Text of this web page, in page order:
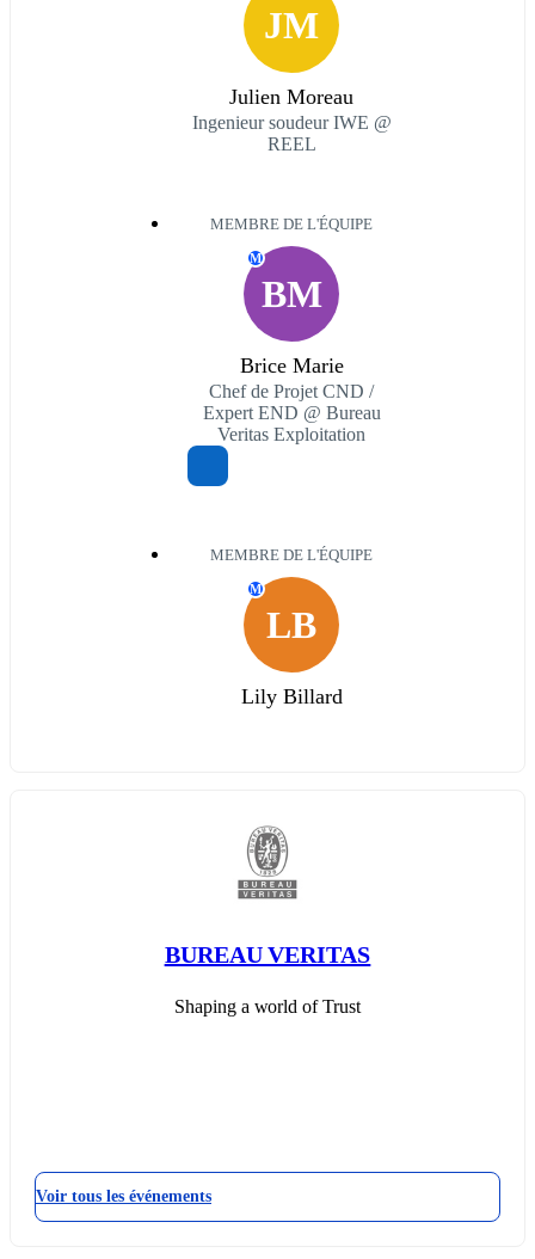
JM
Julien Moreau
Ingenieur soudeur IWE @
REEL
MEMBRE DE L'ÉQUIPE
BM
M
Brice Marie
Chef de Projet CND /
Expert END @ Bureau
Veritas Exploitation
MEMBRE DE L'ÉQUIPE
LB
M
Lily Billard
BUREAU VERITAS
Shaping a world of Trust
Voir tous les événements